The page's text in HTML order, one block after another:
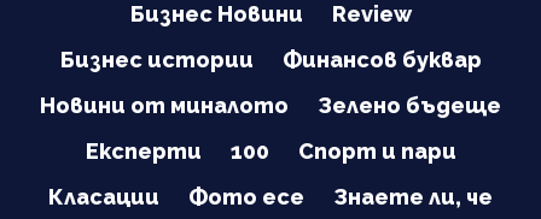
Бизнес Новини
Review
Бизнес истории
Финансов буквар
Новини от миналото
Зелено бъдеще
Експерти
100
Спорт и пари
Класации
Фото есе
Знаете ли, че